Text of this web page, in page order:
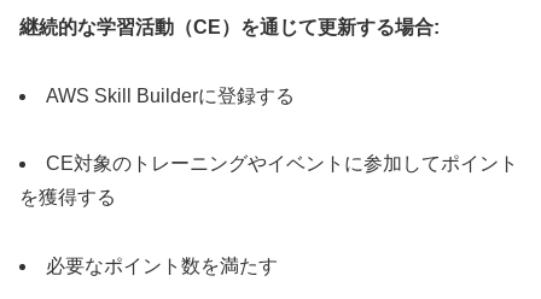
継続的な学習活動（CE）を通じて更新する場合:
AWS Skill Builderに登録する
CE対象のトレーニングやイベントに参加してポイント
を獲得する
必要なポイント数を満たす